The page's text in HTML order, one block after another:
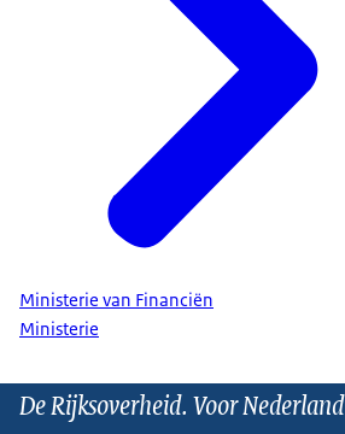
Ministerie van Financiën
Ministerie
De Rijksoverheid. Voor Nederland